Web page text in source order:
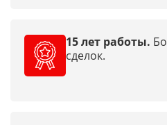
15 лет работы.
сделок.